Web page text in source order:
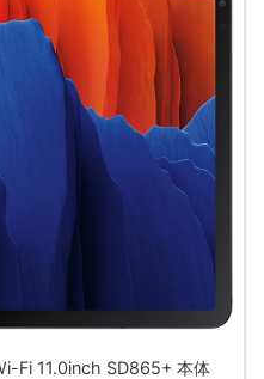
Fi 11.0inch SD865+ 本体